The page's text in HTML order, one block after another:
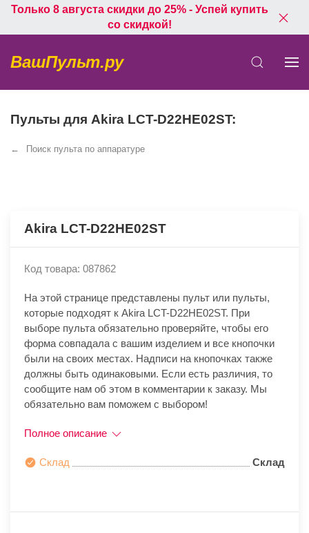
Только 8 августа скидки до 25% - Успей купить
со скидкой!
ВашПульт.ру
Пульты для Akira LCT-D22HE02ST:
Поиск пульта по аппаратуре
Akira LCT-D22HE02ST
Код товара: 087862
На этой странице представлены пульт или пульты,
которые подходят к Akira LCT-D22HE02ST. При
выборе пульта обязательно проверяйте, чтобы его
форма совпадала с вашим изделием и все кнопочки
были на своих местах. Надписи на кнопочках также
должны быть одинаковыми. Если есть различия, то
сообщите нам об этом в комментарии к заказу. Мы
обязательно вам поможем с выбором!
Полное описание
Склад Склад